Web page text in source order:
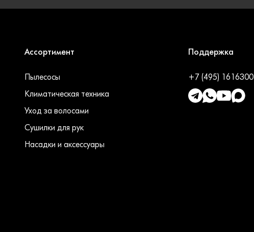
Ассортимент
Пылесосы
Климатическая техника
Уход за волосами
Сушилки для рук
Насадки и аксессуары
Поддержка
+7 (495) 1616300